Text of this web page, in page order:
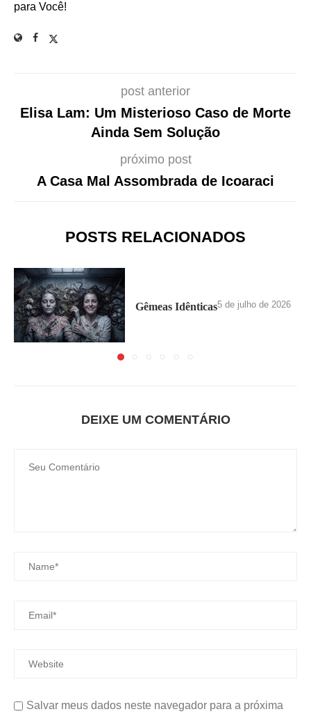
para Você!
post anterior
Elisa Lam: Um Misterioso Caso de Morte
Ainda Sem Solução
próximo post
A Casa Mal Assombrada de Icoaraci
POSTS RELACIONADOS
Gêmeas Idênticas5 de julho de 2026
DEIXE UM COMENTÁRIO
Salvar meus dados neste navegador para a próxima